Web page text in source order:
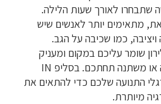
שתבחרו לאורך שעות הלילה.
מתאימים יותר לאנשים שיש
כמו שכיבה על הגב.
שומר עליכם במקום ומעניק
תמיכה אחידה שלא זזה או משתנה תחתכם. בסליפ IN
התנועה שלכם כדי להתאים את
מיותרת.